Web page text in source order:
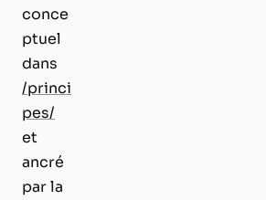
conce
ptuel
dans
/princi
pes/
et
ancré
par la